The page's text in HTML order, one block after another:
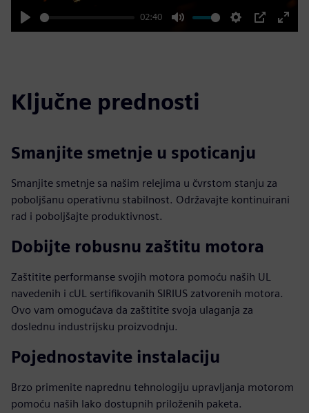
Play
02:40
Mute Settings
PIP
Enter
Ključne prednosti
Smanjite smetnje u spoticanju
Smanjite smetnje sa našim relejima u čvrstom stanju za
poboljšanu operativnu stabilnost. Održavajte kontinuirani
rad i poboljšajte produktivnost.
Dobijte robusnu zaštitu motora
Zaštitite performanse svojih motora pomoću naših UL
navedenih i cUL sertifikovanih SIRIUS zatvorenih motora.
Ovo vam omogućava da zaštitite svoja ulaganja za
doslednu industrijsku proizvodnju.
Pojednostavite instalaciju
Brzo primenite naprednu tehnologiju upravljanja motorom
pomoću naših lako dostupnih priloženih paketa.